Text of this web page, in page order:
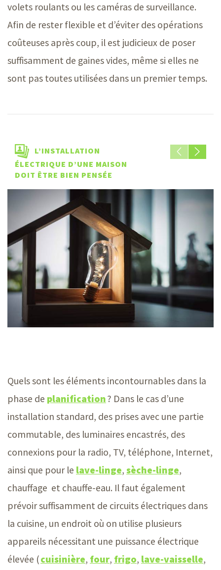
volets roulants ou les caméras de surveillance.
Afin de rester flexible et d’éviter des opérations
coûteuses après coup, il est judicieux de poser
suffisamment de gaines vides, même si elles ne
sont pas toutes utilisées dans un premier temps.
L’INSTALLATION
ÉLECTRIQUE D’UNE MAISON
DOIT ÊTRE BIEN PENSÉE
Quels sont les éléments incontournables dans la
phase de planification? Dans le cas d’une
installation standard, des prises avec une partie
commutable, des luminaires encastrés, des
connexions pour la radio, TV, téléphone, Internet,
ainsi que pour le lave-linge, sèche-linge,
chauffage et chauffe-eau. Il faut également
prévoir suffisamment de circuits électriques dans
la cuisine, un endroit où on utilise plusieurs
appareils nécessitant une puissance électrique
élevée (cuisinière, four, frigo, lave-vaisselle,